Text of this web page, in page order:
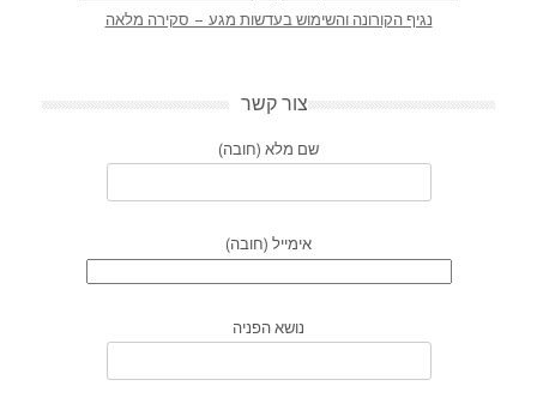
נגיף הקורונה והשימוש בעדשות מגע – סקירה מלאה
צור קשר
שם מלא (חובה)
אימייל (חובה)
נושא הפניה